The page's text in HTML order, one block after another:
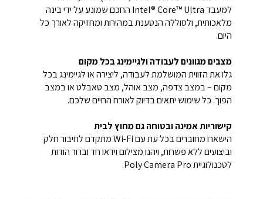
למעבד Intel® Core™ Ultra החכם שמונע על ידי בינה
מלאכותית, ולסוללה הנטענת במהירות ומחזיקה לאורך כל
היום.
מצבים מגוונים לעבודה ולגיימינג בכל מקום
גלו את הזווית המושלמת לעבודה, ליצירה או לגיימינג בכל
מקום – במצב צדפה, מצב אוהל, מצב טאבלט או במצב
הפוך. כל שימוש יתאים בדיוק לאורח החיים שלכם.
קישוריות אמינה ובטוחה גם מחוץ לבית
הישארו מחוברים בכל עת עם Wi-Fi מתקדם לחיבור חלק
וביצועים ללא פשרות, ויהנו מצילום וידאו חד וברור הודות
לטכנולוגיית Poly Camera Pro.